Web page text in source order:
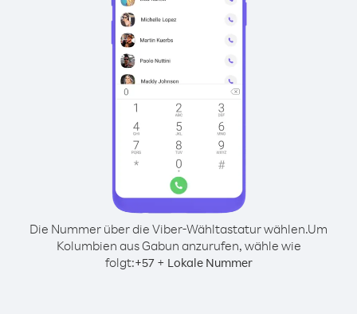
Die Nummer über die Viber-Wähltastatur wählen.Um
Kolumbien aus Gabun anzurufen, wähle wie
folgt:+57+ Lokale Nummer